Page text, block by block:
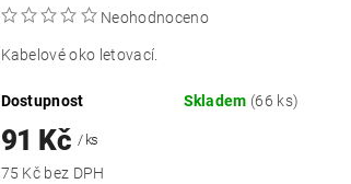
Neohodnoceno
Kabelové oko letovací.
Dostupnost Skladem (66 ks)
91 Kč / ks
75 Kč bez DPH